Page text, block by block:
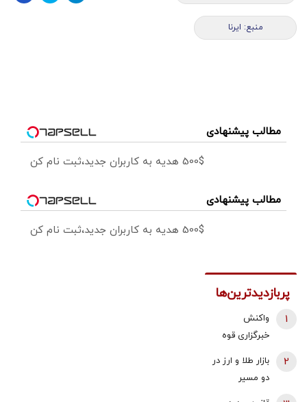
منبع: ایرنا
مطالب پیشنهادی
500$ هدیه به کاربران جدید،ثبت نام کن
مطالب پیشنهادی
500$ هدیه به کاربران جدید،ثبت نام کن
پربازدیدترین‌ها
واکنش
خبرگزاری قوه
1
بازار طلا و ارز در
دو مسیر
2